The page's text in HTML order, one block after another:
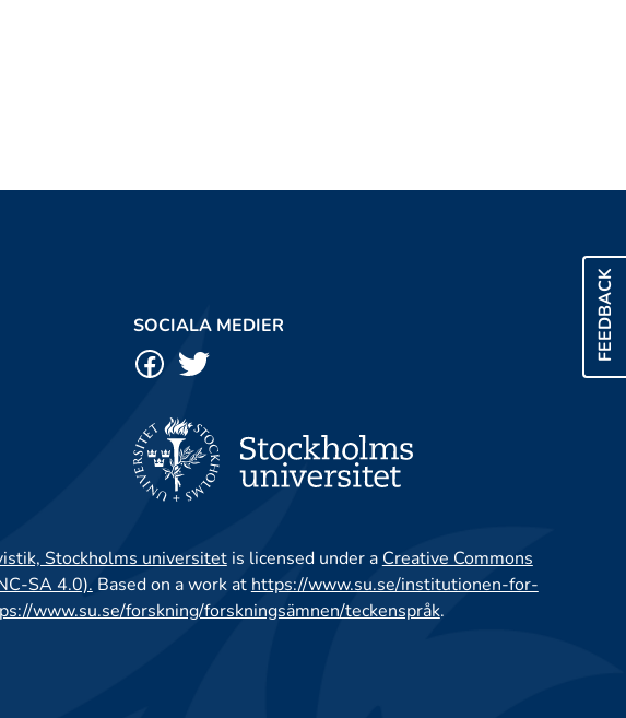
FEEDBACK
SOCIALA MEDIER
Stockholms universitetis licensed under a Creative Commons
SA 4.0). Based on a work at https://www.su.se/institutionen-for-
www.su.se/forskning/forskningsämnen/teckenspråk.